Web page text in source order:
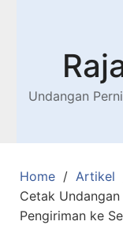
Undangan
Home
Artikel
Cetak
Pengiriman ke